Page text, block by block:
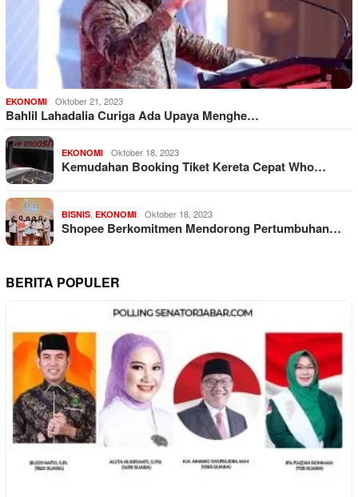
EKONOMI Oktober 21, 2023
Bahlil Lahadalia Curiga Ada Upaya Menghe…
EKONOMI Oktober 18, 2023
Kemudahan Booking Tiket Kereta Cepat Who…
BISNIS EKONOMI Oktober 18, 2023
Shopee Berkomitmen Mendorong Pertumbuhan…
BERITA POPULER